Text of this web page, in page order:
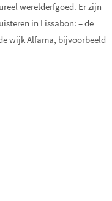
werelderfgoed. Er zijn
in Lissabon: – de
wijk Alfama, bijvoorbeeld